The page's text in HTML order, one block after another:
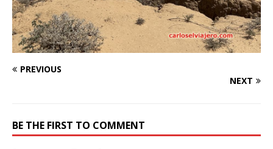
PREVIOUS
NEXT
BE THE FIRST TO COMMENT